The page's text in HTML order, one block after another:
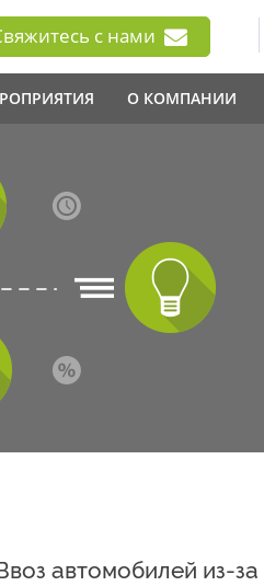
с нами
О КОМПАНИИ
автомобилей из-за